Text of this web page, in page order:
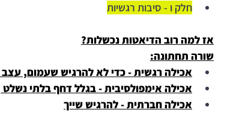
חלק ו - סיבות רגשיות
אז למה רוב הדיאטות נכשלות?
שורה תחתונה:
אכילה רגשית - כדי לא להרגיש שעמום, עצב
אכילה אימפולסיבית - בגלל דחף בלתי נשלט
אכילה חברתית - להרגיש שייך